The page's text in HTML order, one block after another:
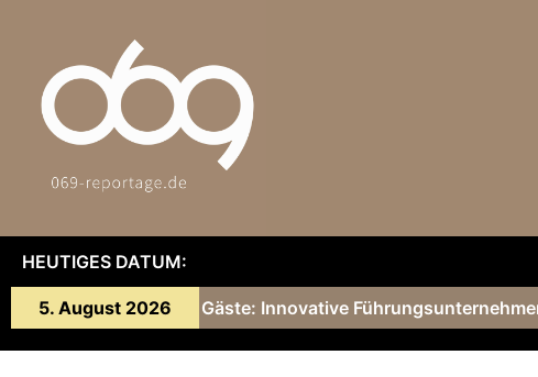
HEUTIGES DATUM:
5. August 2026
Gärtner und ihre Gäste: Innovative Führungsunternehmer